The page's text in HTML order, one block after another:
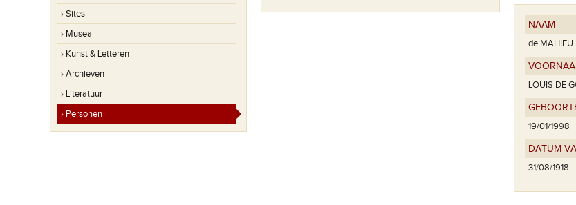
› Sites
› Musea
› Kunst & Letteren
› Archieven
› Literatuur
› Personen
NAAM
de MAHIEU
LOUIS DE
19/01/1998
DATUM
31/08/1918